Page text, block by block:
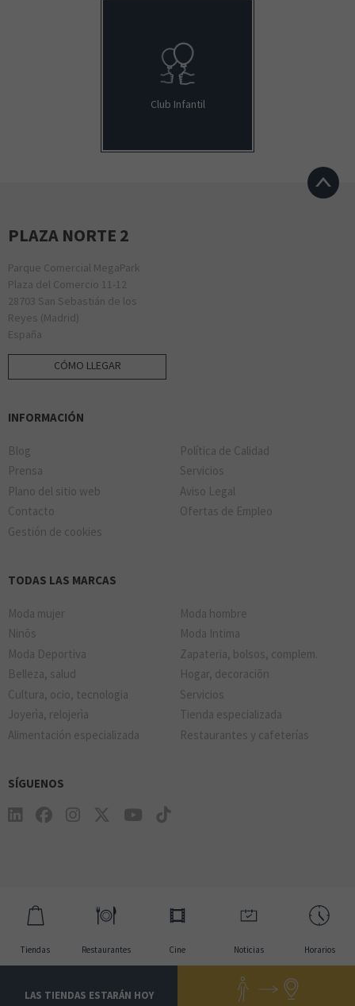
Club Infantil
PLAZA NORTE 2
Parque Comercial MegaPark
Plaza del Comercio 11-12
28703 San Sebastián de los
Reyes (Madrid)
España
CÓMO LLEGAR
INFORMACIÓN
Blog
Política de Calidad
Prensa
Servicios
Plano del sitio web
Aviso Legal
Contacto
Ofertas de Empleo
Gestión de cookies
TODAS LAS MARCAS
Moda mujer
Moda hombre
Ninõs
Moda Intima
Moda Deportiva
Zapateria, bolsos, complem.
Belleza, salud
Hogar, decoraciõn
Cultura, ocio, tecnologia
Servicios
Joyerìa, relojerìa
Tienda especializada
Alimentación especializada
Restaurantes y cafeterías
SÍGUENOS
Tiendas Restaurantes Cine Noticias Horarios
LAS TIENDAS ESTARÁN HOY